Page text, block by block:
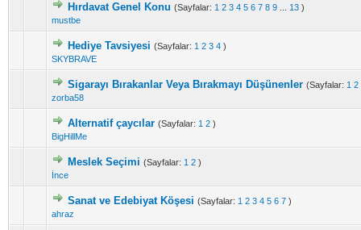
Hırdavat Genel Konu (Sayfalar: 1 2 3 4 5 6 7 8 9 13 )
mustbe
Hediye Tavsiyesi (Sayfalar: 1 2 3 4 )
SKYBRAVE
Sigarayı Bırakanlar Veya Bırakmayı Düşünenler (Sayfalar: 1 2
zorba58
Alternatif çaycılar (Sayfalar: 1 2 )
BigHillMe
Meslek Seçimi (Sayfalar: 1 2 )
İnce
Sanat ve Edebiyat Köşesi (Sayfalar: 1 2 3 4 5 6 7 )
ahraz